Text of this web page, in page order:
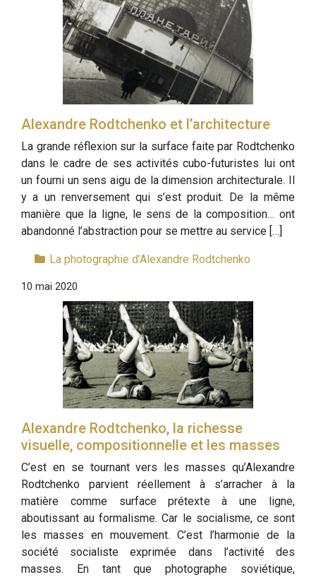
Alexandre Rodtchenko et l’architecture
La grande réflexion sur la surface faite par Rodtchenko
dans le cadre de ses activités cubo-futuristes lui ont
un fourni un sens aigu de la dimension architecturale. Il
y a un renversement qui s’est produit. De la même
manière que la ligne, le sens de la composition… ont
abandonné l’abstraction pour se mettre au service […]
La photographie d’Alexandre Rodtchenko
10 mai 2020
Alexandre Rodtchenko, la richesse
visuelle, compositionnelle et les masses
C’est en se tournant vers les masses qu’Alexandre
Rodtchenko parvient réellement à s’arracher à la
matière comme surface prétexte à une ligne,
aboutissant au formalisme. Car le socialisme, ce sont
les masses en mouvement. C’est l’harmonie de la
société socialiste exprimée dans l’activité des
masses. En tant que photographe soviétique,